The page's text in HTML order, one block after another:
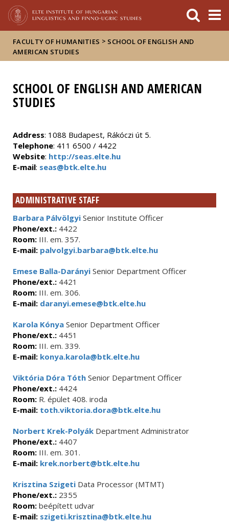
FACULTY OF HUMANITIES > SCHOOL OF ENGLISH AND
AMERICAN STUDIES
SCHOOL OF ENGLISH AND AMERICAN
STUDIES
Address: 1088 Budapest, Rákóczi út 5.
Telephone: 411 6500 / 4422
Website: http://seas.elte.hu
E-mail: seas@btk.elte.hu
ADMINISTRATIVE STAFF
Barbara Pálvölgyi Senior Institute Officer
Phone/ext.: 4422
Room: III. em. 357.
E-mail: palvolgyi.barbara@btk.elte.hu
Emese Balla-Darányi Senior Department Officer
Phone/ext.: 4421
Room: III. em. 306.
E-mail: daranyi.emese@btk.elte.hu
Karola Kónya Senior Department Officer
Phone/ext.: 4451
Room: III. em. 339.
E-mail: konya.karola@btk.elte.hu
Viktória Dóra Tóth Senior Department Officer
Phone/ext.: 4424
Room: R. épület 408. iroda
E-mail: toth.viktoria.dora@btk.elte.hu
Norbert Krek-Polyák Department Administrator
Phone/ext.: 4407
Room: III. em. 301.
E-mail: krek.norbert@btk.elte.hu
Krisztina Szigeti Data Processor (MTMT)
Phone/ext.: 2355
Room: beépített udvar
E-mail: szigeti.krisztina@btk.elte.hu